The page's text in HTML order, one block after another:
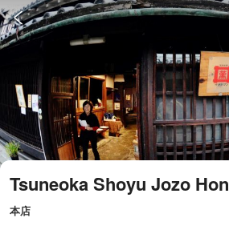

Tsuneoka Shoyu Jozo
本店